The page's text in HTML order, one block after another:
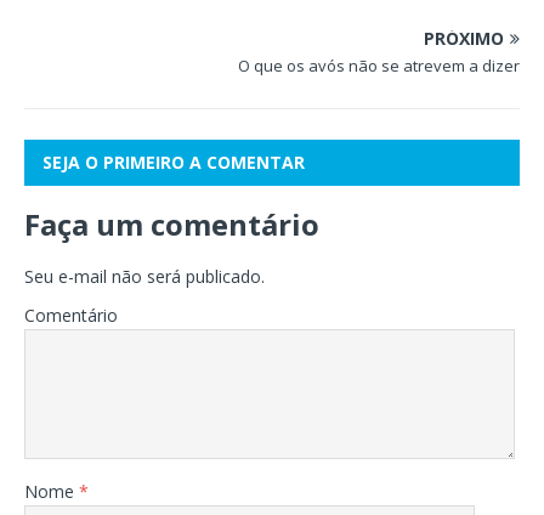
PRÓXIMO
O que os avós não se atrevem a dizer
SEJA O PRIMEIRO A COMENTAR
Faça um comentário
Seu e-mail não será publicado.
Comentário
Nome *